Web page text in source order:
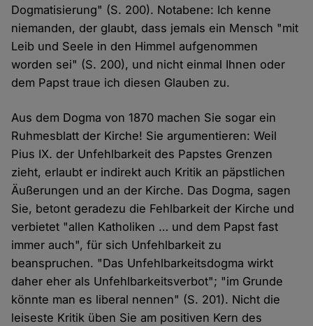
Dogmatisierung" (S. 200). Notabene: Ich kenne
niemanden, der glaubt, dass jemals ein Mensch "mit
Leib und Seele in den Himmel aufgenommen
worden sei" (S. 200), und nicht einmal Ihnen oder
dem Papst traue ich diesen Glauben zu.
Aus dem Dogma von 1870 machen Sie sogar ein
Ruhmesblatt der Kirche! Sie argumentieren: Weil
Pius IX. der Unfehlbarkeit des Papstes Grenzen
zieht, erlaubt er indirekt auch Kritik an päpstlichen
Äußerungen und an der Kirche. Das Dogma, sagen
Sie, betont geradezu die Fehlbarkeit der Kirche und
verbietet "allen Katholiken … und dem Papst fast
immer auch", für sich Unfehlbarkeit zu
beanspruchen. "Das Unfehlbarkeitsdogma wirkt
daher eher als Unfehlbarkeitsverbot"; "im Grunde
könnte man es liberal nennen" (S. 201). Nicht die
leiseste Kritik üben Sie am positiven Kern des